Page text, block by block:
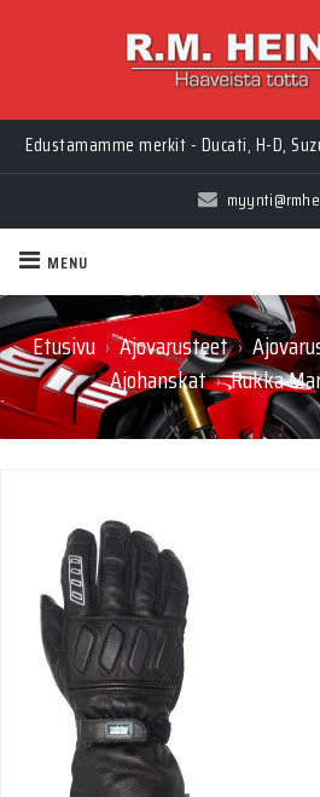
Edustamamme merkit - Ducati, H-D,
MENU
Etusivu › Ajovarusteet ›
Ajohanskat › Rukka